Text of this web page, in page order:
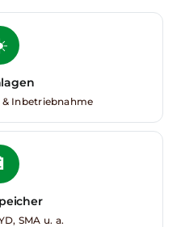
Inbetriebnahme
SMA u. a.